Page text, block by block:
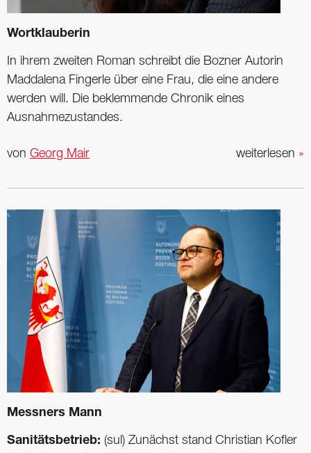
Wortklauberin
In ihrem zweiten Roman schreibt die Bozner Autorin
Maddalena Fingerle über eine Frau, die eine andere
werden will. Die beklemmende Chronik eines
Ausnahmezustandes.
weiterlesen »
von Georg Mair
Messners Mann
Sanitätsbetrieb: (sul) Zunächst stand Christian Kofler